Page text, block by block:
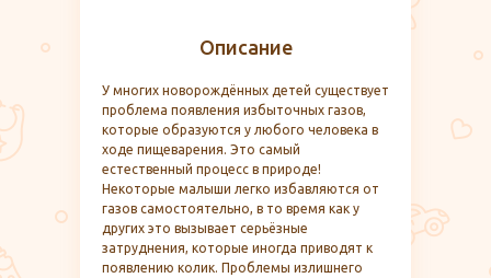
Описание
У многих новорождённых детей существует
проблема появления избыточных газов,
которые образуются у любого человека в
ходе пищеварения. Это самый
естественный процесс в природе!
Некоторые малыши легко избавляются от
газов самостоятельно, в то время как у
других это вызывает серьёзные
затруднения, которые иногда приводят к
появлению колик. Проблемы излишнего